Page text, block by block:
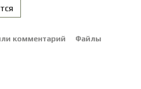
комментарий Файлы